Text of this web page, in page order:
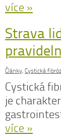
více »
Strava
Články, Cystická
Cystická
je
více »